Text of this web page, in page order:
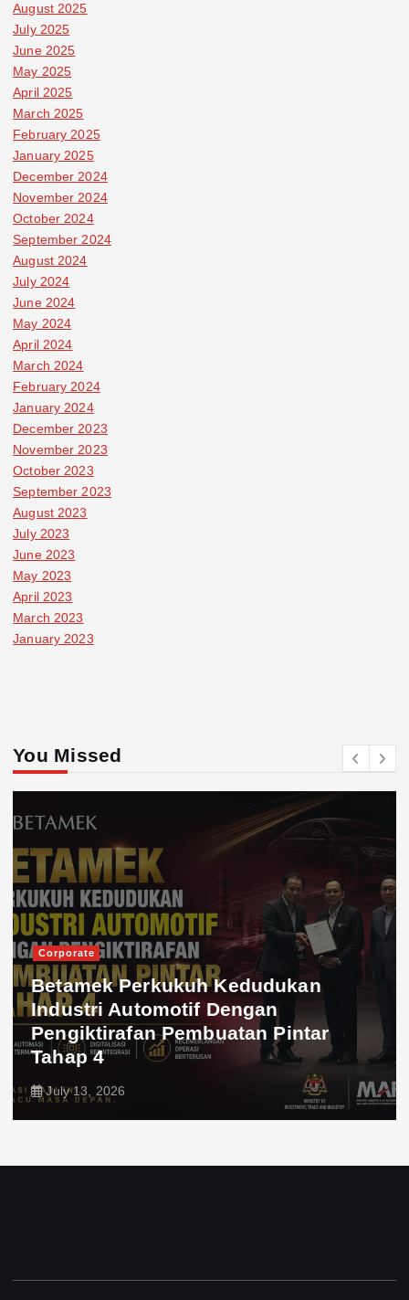
August 2025
July 2025
June 2025
May 2025
April 2025
March 2025
February 2025
January 2025
December 2024
November 2024
October 2024
September 2024
August 2024
July 2024
June 2024
May 2024
April 2024
March 2024
February 2024
January 2024
December 2023
November 2023
October 2023
September 2023
August 2023
July 2023
June 2023
May 2023
April 2023
March 2023
January 2023
You Missed
Corporate
Betamek Perkukuh Kedudukan
Industri Automotif Dengan
Pengiktirafan Pembuatan Pintar
Tahap 4
July 13, 2026